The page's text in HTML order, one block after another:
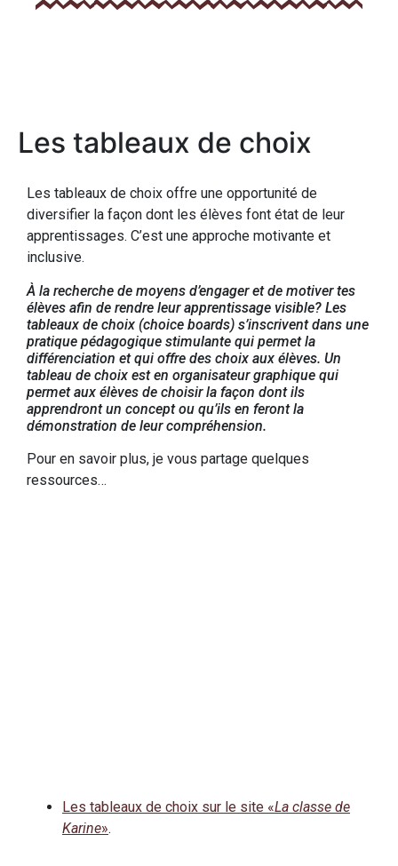
Les tableaux de choix
Les tableaux de choix offre une opportunité de
diversifier la façon dont les élèves font état de leur
apprentissages. C’est une approche motivante et
inclusive.
À la recherche de moyens d’engager et de motiver tes
élèves afin de rendre leur apprentissage visible? Les
tableaux de choix (choice boards) s’inscrivent dans une
pratique pédagogique stimulante qui permet la
différenciation et qui offre des choix aux élèves. Un
tableau de choix est en organisateur graphique qui
permet aux élèves de choisir la façon dont ils
apprendront un concept ou qu’ils en feront la
démonstration de leur compréhension.
Pour en savoir plus, je vous partage quelques
ressources…
Les tableaux de choix sur le site «La classe de
Karine».